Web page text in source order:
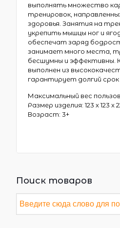
выполнять множество
тренировок,
здоровья. Занятия на
укрепить мышцы ног и
обеспечат заряд
занимает много места,
бесшумны и эффективны.
выполнен из
гарантирует долгий срок
Максимальный вес
Размер изделия: 123 х 123 х
Возраст: 3+
Поиск товаров